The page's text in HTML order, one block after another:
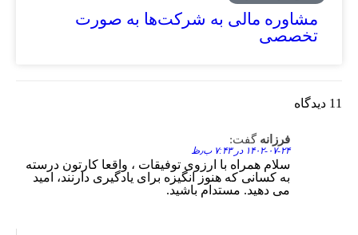
مشاوره مالی به شرکت‌ها به صورت
تخصصی
11 دیدگاه
فرزانه گفت:
۱۴۰۲-۰۷-۲۴ در ۷:۴۳ ب٫ظ
سلام همراه با ارزوی توفیقات ، واقعا کارتون درسته
به کسانی که هنوز انگیزه برای یادگیری دارنند، امید
می دهید. مستدام باشید.